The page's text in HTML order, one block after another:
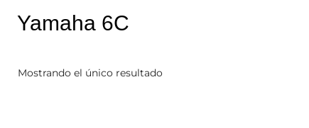
Yamaha 6C
Mostrando el único resultado